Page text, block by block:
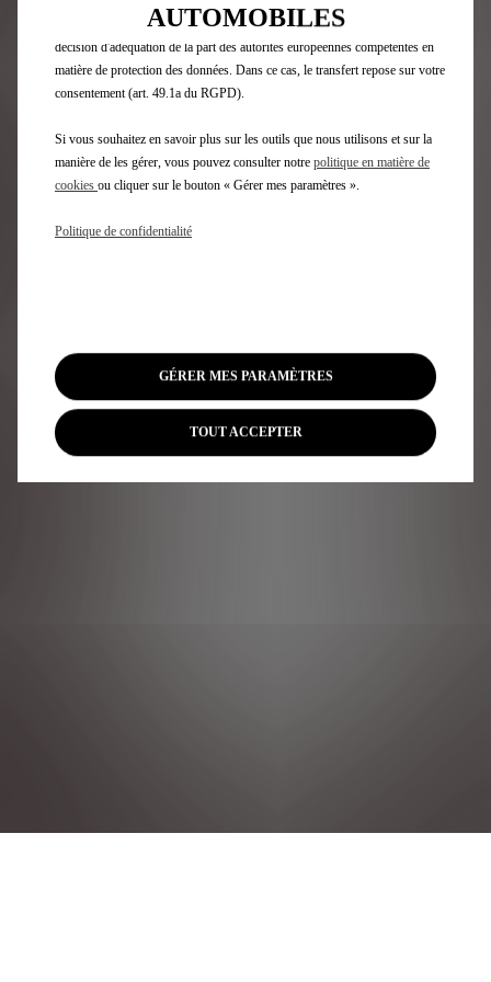
AUTOMOBILES
l'Espace économique européen (EEE) qui ne bénéficient pas encore d'une
décision d'adéquation de la part des autorités européennes compétentes en
matière de protection des données. Dans ce cas, le transfert repose sur votre
consentement (art. 49.1a du RGPD).
Si vous souhaitez en savoir plus sur les outils que nous utilisons et sur la
manière de les gérer, vous pouvez consulter notre politique en matière de
cookies ou cliquer sur le bouton « Gérer mes paramètres ».
Politique de confidentialité
GÉRER MES PARAMÈTRES
TOUT ACCEPTER